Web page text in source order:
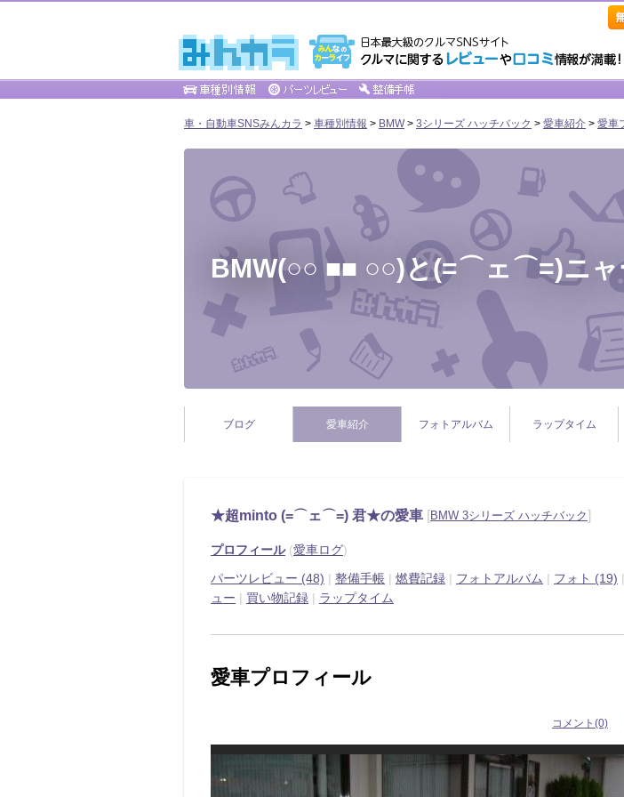
車・自動車SNSみんカラ > 車種別情報 > BMW> 3シリーズ ハッチバック > 愛車紹介 > 愛車
BMW(○○ ■■ ○○)と(=⌒ェ⌒=)ニャ
ブログ 愛車紹介 フォトアルバム ラップタイム
★超minto (=⌒ェ⌒=) 君★の愛車 [BMW 3シリーズ ハッチバック]
プロフィール(愛車ログ)
パーツレビュー (48) | 整備手帳 | 燃費記録 | フォトアルバム | フォト (19) |
ュー | 買い物記録 | ラップタイム
愛車プロフィール
コメント(0)